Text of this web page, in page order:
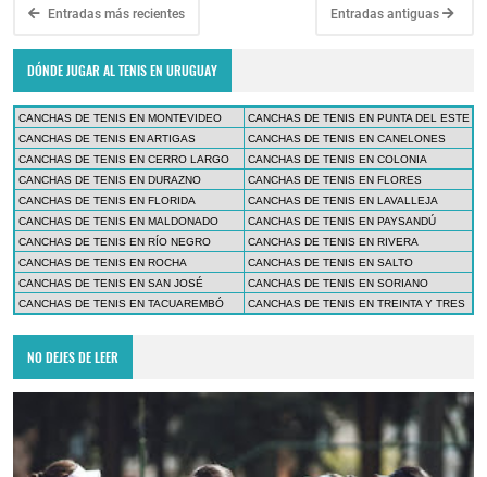
Entradas más recientes Entradas antiguas
DÓNDE JUGAR AL TENIS EN URUGUAY
CANCHAS DE TENIS EN MONTEVIDEO
CANCHAS DE TENIS EN PUNTA DEL ESTE
CANCHAS DE TENIS EN ARTIGAS
CANCHAS DE TENIS EN CANELONES
CANCHAS DE TENIS EN CERRO LARGO
CANCHAS DE TENIS EN COLONIA
CANCHAS DE TENIS EN DURAZNO
CANCHAS DE TENIS EN FLORES
CANCHAS DE TENIS EN FLORIDA
CANCHAS DE TENIS EN LAVALLEJA
CANCHAS DE TENIS EN MALDONADO
CANCHAS DE TENIS EN PAYSANDÚ
CANCHAS DE TENIS EN RÍO NEGRO
CANCHAS DE TENIS EN RIVERA
CANCHAS DE TENIS EN ROCHA
CANCHAS DE TENIS EN SALTO
CANCHAS DE TENIS EN SAN JOSÉ
CANCHAS DE TENIS EN SORIANO
CANCHAS DE TENIS EN TACUAREMBÓ
CANCHAS DE TENIS EN TREINTA Y TRES
NO DEJES DE LEER